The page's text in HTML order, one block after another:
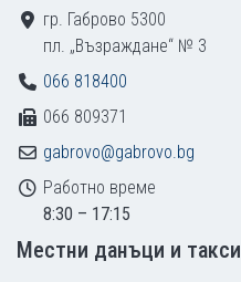
гр. Габрово 5300
пл. „Възраждане“ № 3
066 818400
066 809371
gabrovo@gabrovo.bg
Работно време
8:30 – 17:15
Местни данъци и такси